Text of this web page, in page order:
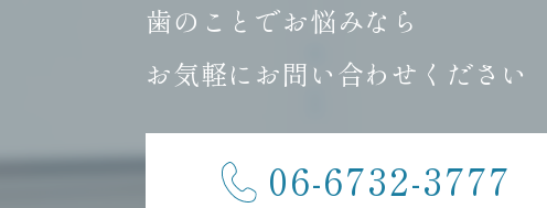
歯のことでお悩みなら
お気軽にお問い合わせください
06-6732-3777